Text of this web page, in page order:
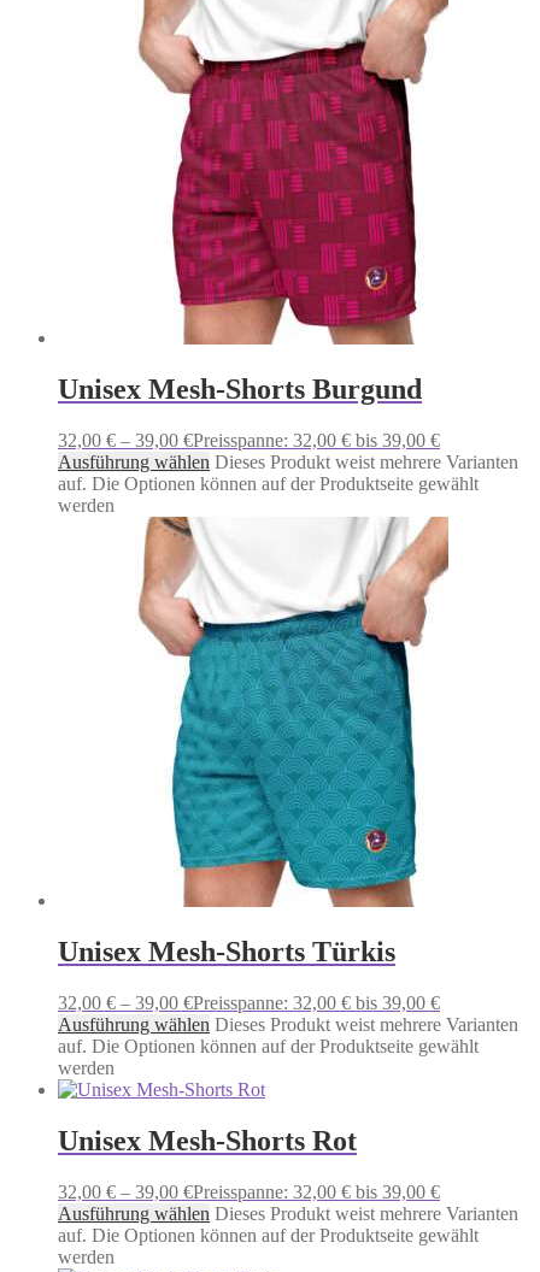
Unisex Mesh-Shorts Burgund
32,00 € – 39,00 €Preisspanne: 32,00 € bis 39,00 €
Ausführung wählen Dieses Produkt weist mehrere Varianten
auf. Die Optionen können auf der Produktseite gewählt
werden
Unisex Mesh-Shorts Türkis
32,00 € – 39,00 €Preisspanne: 32,00 € bis 39,00 €
Ausführung wählen Dieses Produkt weist mehrere Varianten
auf. Die Optionen können auf der Produktseite gewählt
werden
Unisex Mesh-Shorts Rot
32,00 € – 39,00 €Preisspanne: 32,00 € bis 39,00 €
Ausführung wählen Dieses Produkt weist mehrere Varianten
auf. Die Optionen können auf der Produktseite gewählt
werden